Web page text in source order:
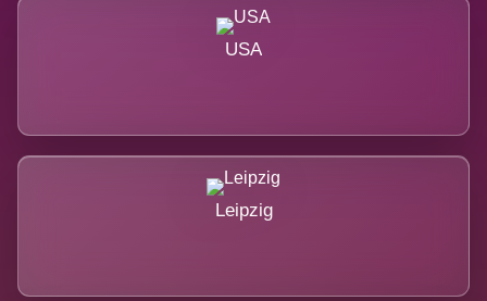
USA
Leipzig